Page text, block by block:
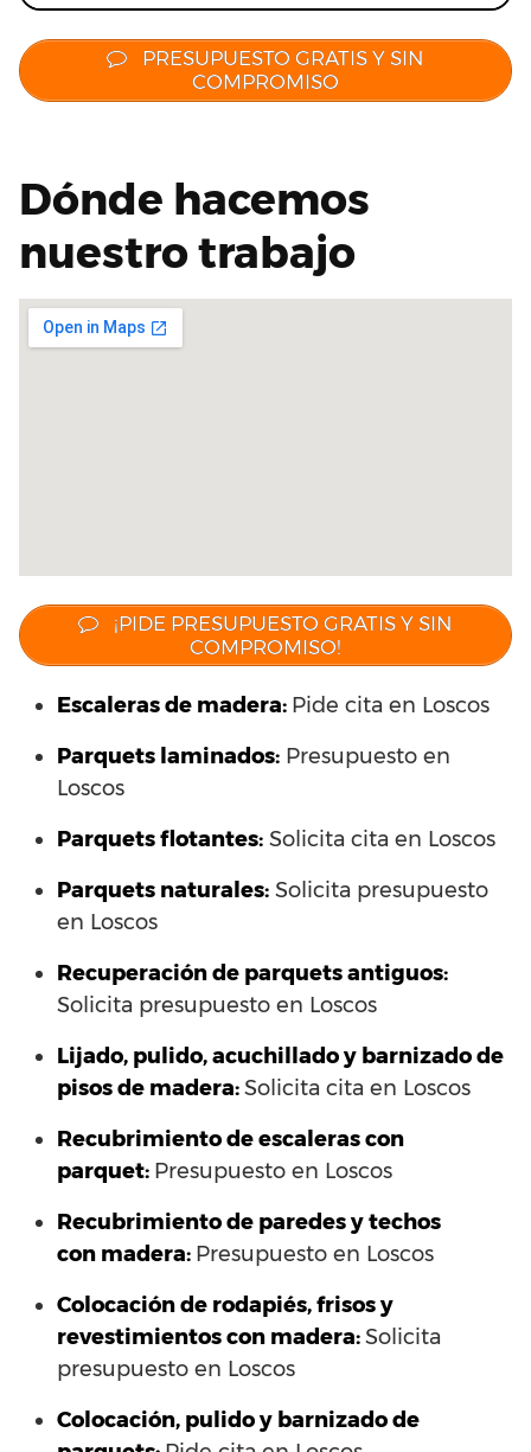
PRESUPUESTO GRATIS Y SIN
COMPROMISO
Dónde hacemos
nuestro trabajo
¡PIDE PRESUPUESTO GRATIS Y SIN
COMPROMISO!
Escaleras de madera: Pide cita en Loscos
Parquets laminados: Presupuesto en
Loscos
Parquets flotantes: Solicita cita en Loscos
Parquets naturales: Solicita presupuesto
en Loscos
Recuperación de parquets antiguos:
Solicita presupuesto en Loscos
Lijado, pulido, acuchillado y barnizado de
pisos de madera:Solicita cita en Loscos
Recubrimiento de escaleras con
parquet: Presupuesto en Loscos
Recubrimiento de paredes y techos
con madera: Presupuesto en Loscos
Colocación de rodapiés, frisos y
revestimientos con madera:Solicita
presupuesto en Loscos
Colocación, pulido y barnizado de